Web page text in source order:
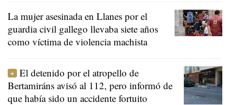
La mujer asesinada en Llanes por el
guardia civil gallego llevaba siete años
como víctima de violencia machista
El detenido por el atropello de
Bertamiráns avisó al 112, pero informó de
que había sido un accidente fortuito